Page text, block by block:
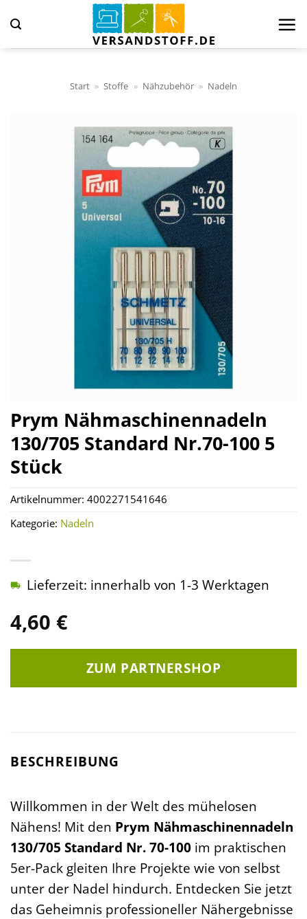
Inhalt
springen
Start » Stoffe » Nähzubehör » Nadeln
Prym Nähmaschinennadeln
130/705 Standard Nr.70-100 5
Stück
4,60 €
Lieferzeit: innerhalb von 1-3 Werktagen
ZUM PARTNERSHOP
Artikelnummer: 4002271541646
Kategorie: Nadeln
BESCHREIBUNG
Willkommen in der Welt des mühelosen
Nähens! Mit den Prym Nähmaschinennadeln
130/705 Standard Nr. 70-100 im praktischen
5er-Pack gleiten Ihre Projekte wie von selbst
unter der Nadel hindurch. Entdecken Sie jetzt
das Geheimnis professioneller Nähergebnisse